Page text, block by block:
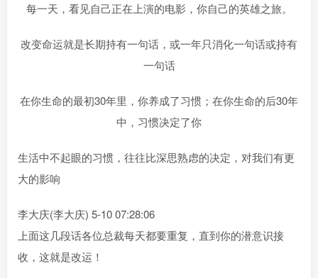
每一天，看见自己正在上演的电影，你自己的英雄之旅。
改变命运就是长期持有一句话，或一年只消化一句话或持有
一句话
在你生命的最初30年里，你养成了习惯；在你生命的后30年
中，习惯决定了你
生活中不起眼的习惯，往往比深思熟虑的决定，对我们有更
大的影响
李大庆(李大庆) 5-10 07:28:06
上面这几段话各位总裁每天都要重复，直到你的潜意识接
收，这就是改运！